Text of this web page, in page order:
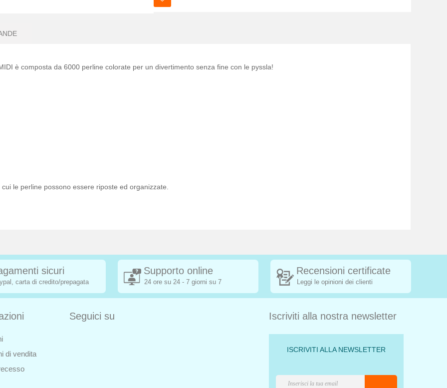
è composta da 6000 perline colorate per un divertimento senza fine con le pyssla!
le perline possono essere riposte ed organizzate.
sicuri
carta di credito/prepagata
Supporto online
24 ore su 24 - 7 giorni su 7
Recensioni certificate
Leggi le opinioni dei clienti
di vendita
Seguici su Iscriviti alla nostra newsletter
ISCRIVITI ALLA NEWSLETTER